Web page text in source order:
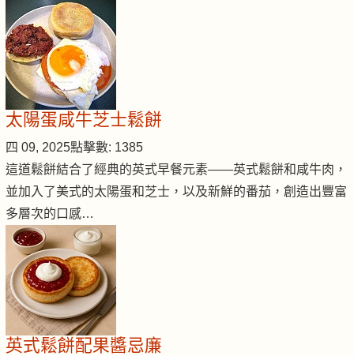
太陽蛋咸牛芝士鬆餅
四 09, 2025點擊數: 1385
這道鬆餅結合了經典的英式早餐元素——英式鬆餅和咸牛肉，
並加入了美式的太陽蛋和芝士，以及新鮮的番茄，創造出豐富
多層次的口感…
英式鬆餅配果醬忌廉